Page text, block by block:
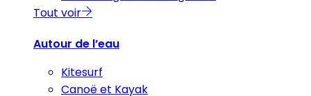
Tout voir
Autour de l’eau
Kitesurf
Canoë et Kayak